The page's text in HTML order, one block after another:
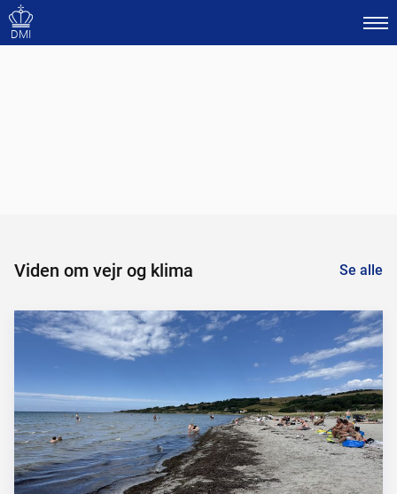
DMI
Viden om vejr og klima Se alle